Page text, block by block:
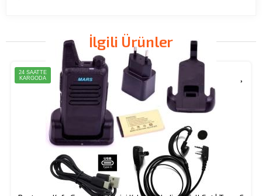
İlgili Ürünler
24 SAATTE
KARGODA